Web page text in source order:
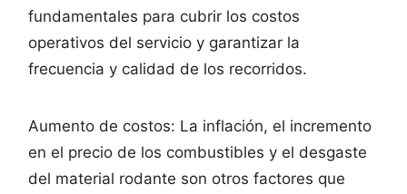
fundamentales para cubrir los costos
operativos del servicio y garantizar la
frecuencia y calidad de los recorridos.
Aumento de costos: La inflación, el incremento
en el precio de los combustibles y el desgaste
del material rodante son otros factores que